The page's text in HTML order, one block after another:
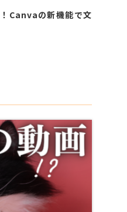
Canvaの新機能で文